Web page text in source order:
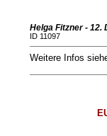
Helga Fitzner - 12.
ID 11097
Weitere Infos